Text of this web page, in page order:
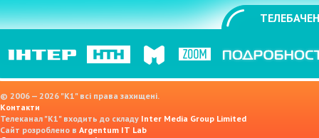
© 2006 — 2026 "K1" всі права захищені.
Контакти
Телеканал "К1" входить до складу Inter Media Group Limited
Сайт розроблено в Argentum IT Lab